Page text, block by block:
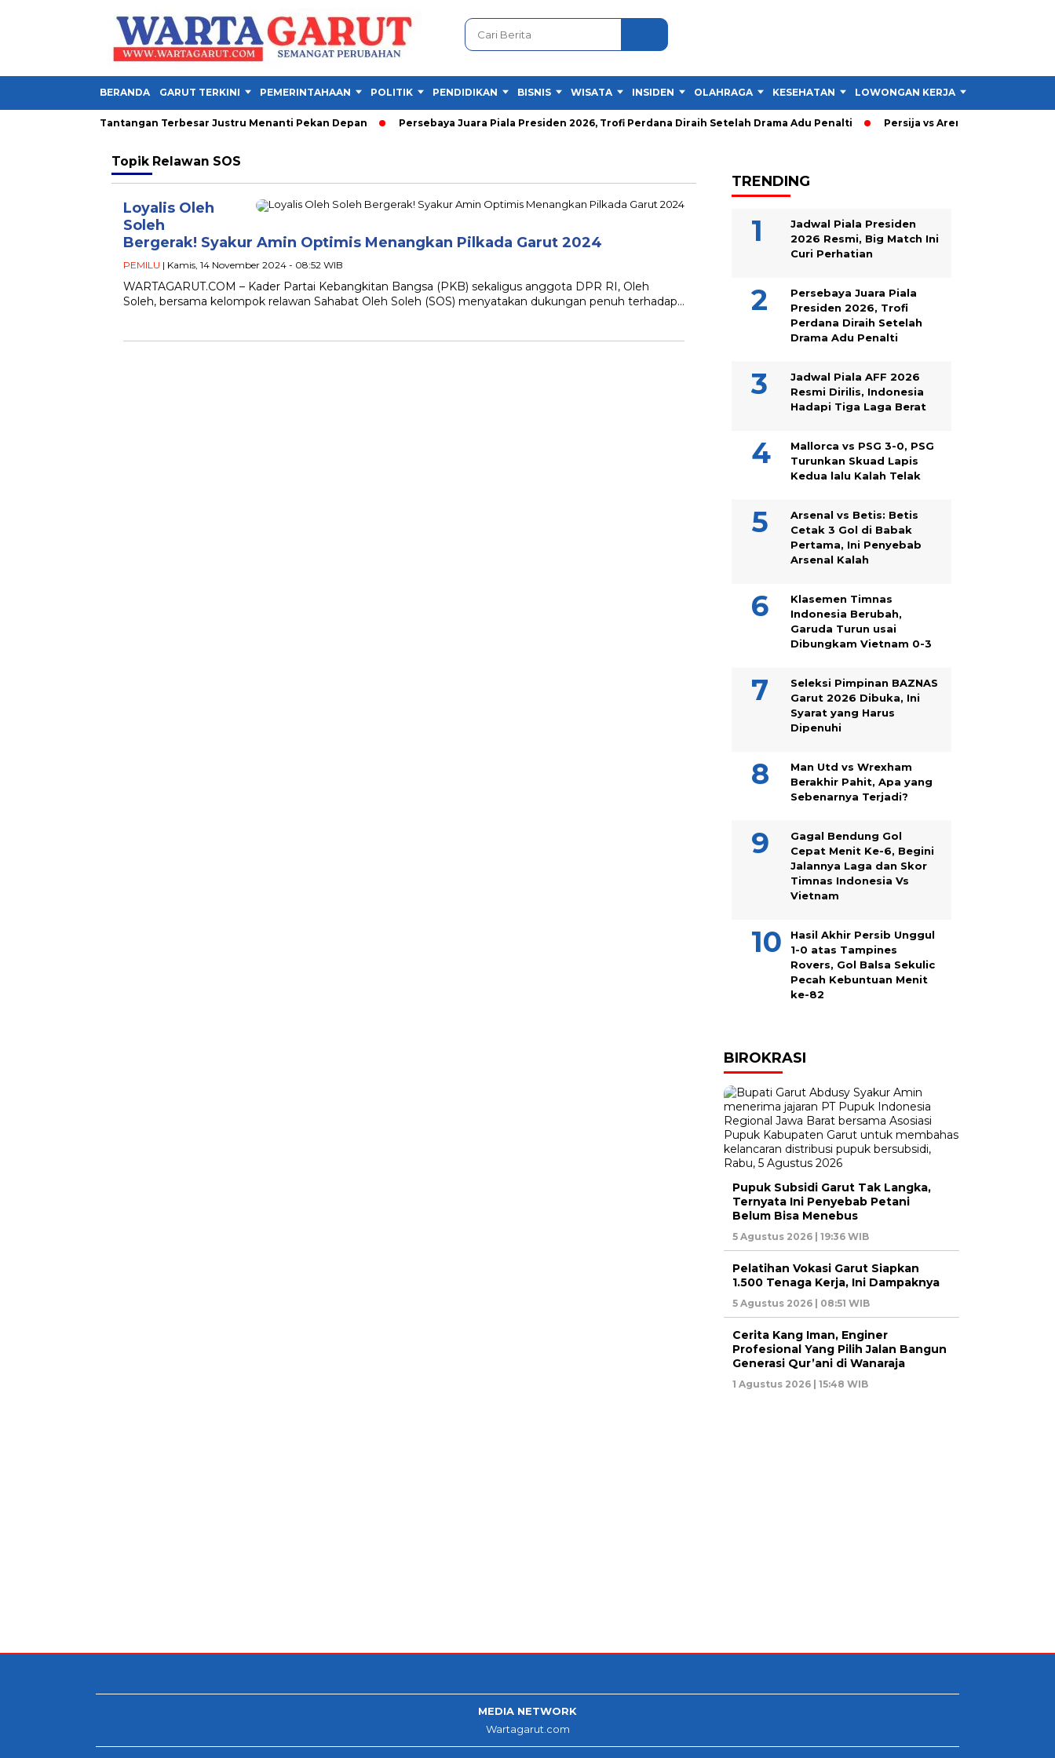
BERANDA GARUT TERKINI PEMERINTAHAAN POLITIK PENDIDIKAN BISNIS WISATA INSIDEN OLAHRAGA KESEHATAN LOWONGAN KERJA
2026, Tantangan Terbesar Justru Menanti Pekan Depan Persebaya Juara Piala Presiden 2026, Trofi Perdana Diraih Setelah Drama Adu Penalti Persija vs Arema: Persija Menang
Topik Relawan SOS
Loyalis Oleh
Soleh
Bergerak! Syakur Amin Optimis Menangkan Pilkada Garut 2024
PEMILU | Kamis, 14 November 2024 - 08:52 WIB
WARTAGARUT.COM – Kader Partai Kebangkitan Bangsa (PKB) sekaligus anggota DPR RI, Oleh
Soleh, bersama kelompok relawan Sahabat Oleh Soleh (SOS) menyatakan dukungan penuh terhadap…
TRENDING
Jadwal Piala Presiden
2026 Resmi, Big Match Ini
Curi Perhatian
Persebaya Juara Piala
Presiden 2026, Trofi
Perdana Diraih Setelah
Drama Adu Penalti
Jadwal Piala AFF 2026
Resmi Dirilis, Indonesia
Hadapi Tiga Laga Berat
Mallorca vs PSG 3-0, PSG
Turunkan Skuad Lapis
Kedua lalu Kalah Telak
Arsenal vs Betis: Betis
Cetak 3 Gol di Babak
Pertama, Ini Penyebab
Arsenal Kalah
Klasemen Timnas
Indonesia Berubah,
Garuda Turun usai
Dibungkam Vietnam 0-3
Seleksi Pimpinan BAZNAS
Garut 2026 Dibuka, Ini
Syarat yang Harus
Dipenuhi
Man Utd vs Wrexham
Berakhir Pahit, Apa yang
Sebenarnya Terjadi?
Gagal Bendung Gol
Cepat Menit Ke-6, Begini
Jalannya Laga dan Skor
Timnas Indonesia Vs
Vietnam
Hasil Akhir Persib Unggul
1-0 atas Tampines
Rovers, Gol Balsa Sekulic
Pecah Kebuntuan Menit
ke-82
BIROKRASI
Pupuk Subsidi Garut Tak Langka,
Ternyata Ini Penyebab Petani
Belum Bisa Menebus
5 Agustus 2026 | 19:36 WIB
Pelatihan Vokasi Garut Siapkan
1.500 Tenaga Kerja, Ini Dampaknya
5 Agustus 2026 | 08:51 WIB
Cerita Kang Iman, Enginer
Profesional Yang Pilih Jalan Bangun
Generasi Qur’ani di Wanaraja
1 Agustus 2026 | 15:48 WIB
MEDIA NETWORK
Wartagarut.com